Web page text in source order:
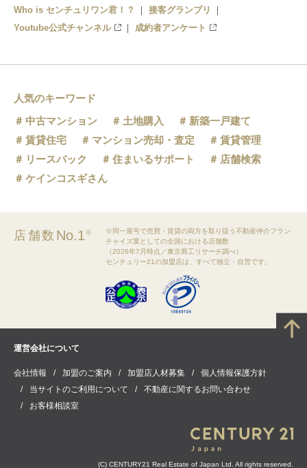
Who is センチュリワン君！？
接客グランプリ
Youtube公式チャンネル
成約者アンケート
人気のキーワード
中古マンション
土地購入
新築一戸建て
賃貸住宅
マンション売却・査定
賃貸管理
リースバック
住まいるサポート
店舗検索
ケインコスギさん
店舗数 No.1※
※同一屋号で売買・賃貸の両方を取り扱う不動産仲介フラン
チャイズ業としての全国における店舗数
（2026年7月時点／東京商工リサーチ調べ）
センチュリー21の加盟店は、すべて独立・自営です。
運営会社について
会社情報 加盟のご案内 加盟店人材募集
個人情報保護方針
当サイトのご利用について
不動産に関するお問い合わせ
お客様相談室
(C) CENTURY21 Real Estate of Japan Ltd. All rights reserved.